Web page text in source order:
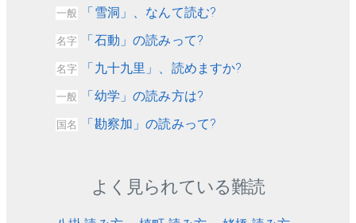
一般 「雪洞」、なんて読む?
名字 「石動」の読みって?
名字 「九十九里」、読めますか?
一般 「幼学」の読み方は?
国名 「勘察加」の読みって?
よく見られている難読